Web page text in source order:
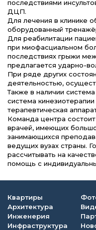
последствиями
ДЦП.
Для лечения в клинике
оборудованный
Для реабилитации
при миофасциальном
последствиях грыжи
предлагается ударно-
При ряде других
деятельностью,
Также в наличии
система
терапевтическая
Команда центра
врачей, имеющих
занимающихся
ведущих вузах страны.
рассчитывать на
помощь с
Квартиры
Архитектура
Инженерия
Инфраструктура